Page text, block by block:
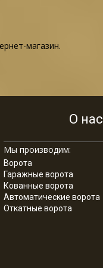
магазин.
О нас
Мы производим:
Ворота
Гаражные ворота
Кованные ворота
Автоматические ворота
Откатные ворота